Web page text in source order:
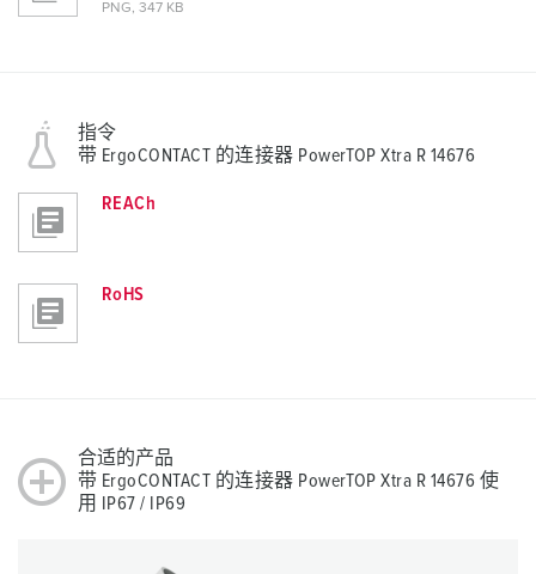
PNG, 347 KB
指令
带 ErgoCONTACT 的连接器 PowerTOP Xtra R 14676
REACh
RoHS
合适的产品
带 ErgoCONTACT 的连接器 PowerTOP Xtra R 14676 使
用 IP67 / IP69